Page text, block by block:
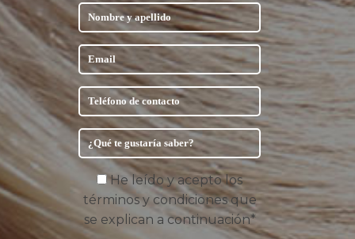
He leído y acepto los
términos y condiciones que
se explican a continuación*